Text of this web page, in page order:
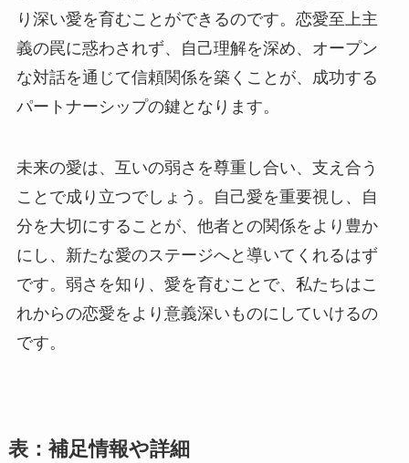
り深い愛を育むことができるのです。恋愛至上主
義の罠に惑わされず、自己理解を深め、オープン
な対話を通じて信頼関係を築くことが、成功する
パートナーシップの鍵となります。
未来の愛は、互いの弱さを尊重し合い、支え合う
ことで成り立つでしょう。自己愛を重要視し、自
分を大切にすることが、他者との関係をより豊か
にし、新たな愛のステージへと導いてくれるはず
です。弱さを知り、愛を育むことで、私たちはこ
れからの恋愛をより意義深いものにしていけるの
です。
表：補足情報や詳細